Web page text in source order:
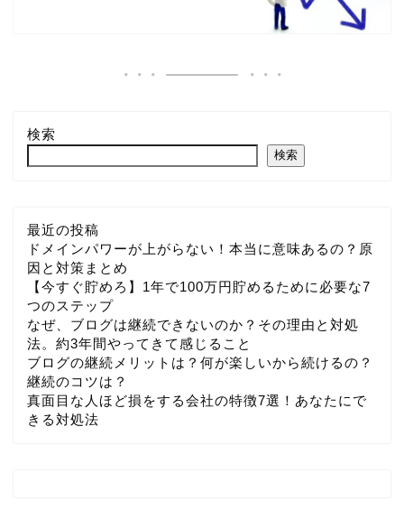
検索
検索
最近の投稿
ドメインパワーが上がらない！本当に意味あるの？原
因と対策まとめ
【今すぐ貯めろ】1年で100万円貯めるために必要な7
つのステップ
なぜ、ブログは継続できないのか？その理由と対処
法。約3年間やってきて感じること
ブログの継続メリットは？何が楽しいから続けるの？
継続のコツは？
真面目な人ほど損をする会社の特徴7選！あなたにで
きる対処法